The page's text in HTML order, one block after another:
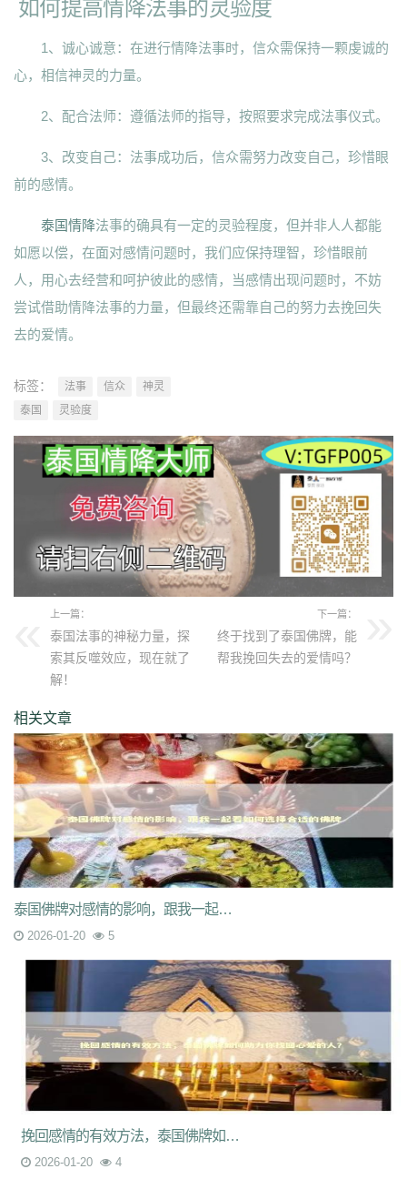
如何提高情降法事的灵验度
1、诚心诚意：在进行情降法事时，信众需保持一颗虔诚的
心，相信神灵的力量。
2、配合法师：遵循法师的指导，按照要求完成法事仪式。
3、改变自己：法事成功后，信众需努力改变自己，珍惜眼
前的感情。
泰国情降法事的确具有一定的灵验程度，但并非人人都能
如愿以偿，在面对感情问题时，我们应保持理智，珍惜眼前
人，用心去经营和呵护彼此的感情，当感情出现问题时，不妨
尝试借助情降法事的力量，但最终还需靠自己的努力去挽回失
去的爱情。
标签： 法事 信众
神灵
泰国
灵验度
上一篇：
泰国法事的神秘力量，探
索其反噬效应，现在就了
解！
下一篇：
终于找到了泰国佛牌，能
帮我挽回失去的爱情吗？
相关文章
泰国佛牌对感情的影响，跟我一起看如何选择合适的佛牌
2026-01-20 5
挽回感情的有效方法，泰国佛牌如何助力你找回心爱的人？
2026-01-20 4